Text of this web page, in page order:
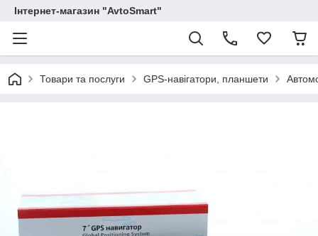
Інтернет-магазин "AvtoSmart"
Товари та послуги GPS-навігатори, планшети